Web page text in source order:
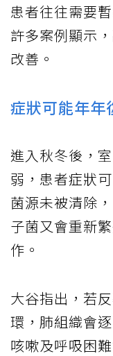
患者往往需要
許多案例顯示
改善。
症狀可能年年
進入秋冬後，
弱，患者症狀
菌源未被清除
子菌又會重新
作。
大谷指出，若
環，肺組織會
咳嗽及呼吸困